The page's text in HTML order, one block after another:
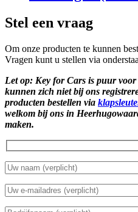
Stel een vraag
Om onze producten te kunnen
Vragen kunt u stellen via
Let op: Key for Cars is puur
kunnen zich niet bij ons
producten bestellen via
welkom bij ons in
maken.